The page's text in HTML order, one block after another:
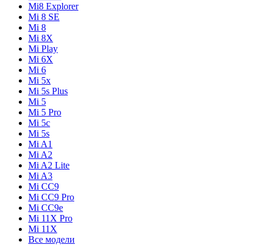
Mi8 Explorer
Mi 8 SE
Mi 8
Mi 8X
Mi Play
Mi 6X
Mi 6
Mi 5x
Mi 5s Plus
Mi 5
Mi 5 Pro
Mi 5c
Mi 5s
Mi A1
Mi A2
Mi A2 Lite
Mi A3
Mi CC9
Mi CC9 Pro
Mi CC9e
Mi 11X Pro
Mi 11X
Все модели